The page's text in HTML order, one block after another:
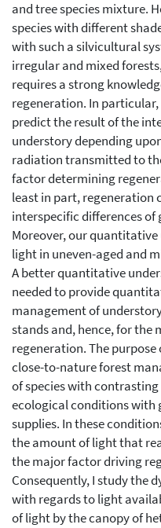
and tree species mixture.
species with different
with such a silvicultural
irregular and mixed
requires a strong
regeneration. In particular,
predict the result of the
understory depending
radiation transmitted to
factor determining
least in part, regeneration
interspecific differences of
Moreover, our
light in uneven-aged and
A better quantitative
needed to provide
management of
stands and, hence, for the
regeneration. The
close-to-nature forest
of species with
ecological conditions with
supplies. In these
the amount of light that
the major factor driving
Consequently, I study the
with regards to light
of light by the canopy of